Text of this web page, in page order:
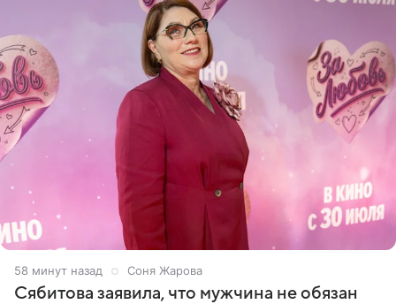
59 минут назад Соня Жарова
Сябитова заявила, что мужчина не обязан